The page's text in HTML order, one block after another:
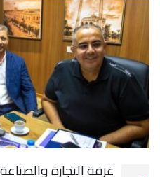
غرفة التجارة